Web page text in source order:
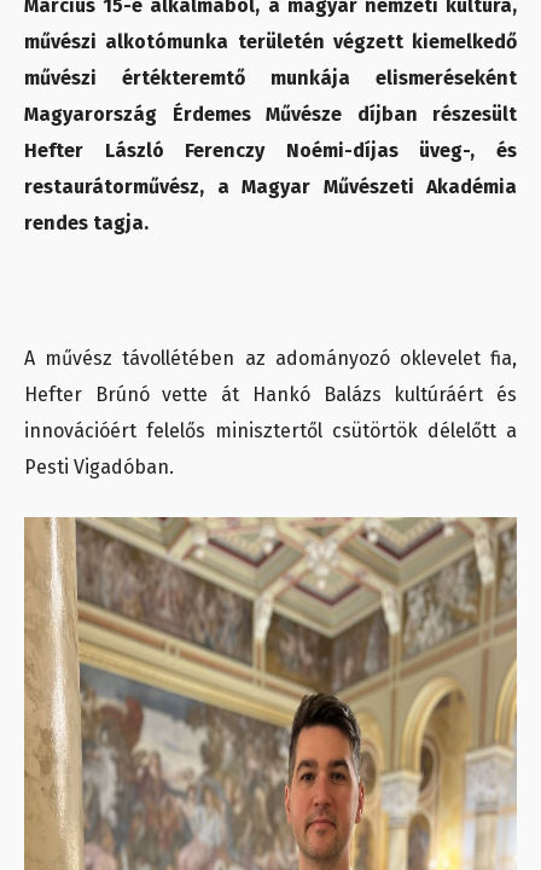
Március 15-e alkalmából, a magyar nemzeti kultúra,
művészi alkotómunka területén végzett kiemelkedő
művészi értékteremtő munkája elismeréseként
Magyarország Érdemes Művésze díjban részesült
Hefter László Ferenczy Noémi-díjas üveg-, és
restaurátorművész, a Magyar Művészeti Akadémia
rendes tagja.
A művész távollétében az adományozó oklevelet fia,
Hefter Brúnó vette át Hankó Balázs kultúráért és
innovációért felelős minisztertől csütörtök délelőtt a
Pesti Vigadóban.